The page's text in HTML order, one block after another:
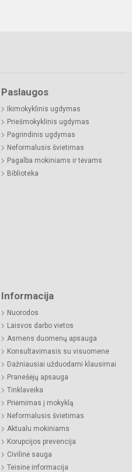
Paslaugos
Ikimokyklinis ugdymas
Priešmokyklinis ugdymas
Pagrindinis ugdymas
Neformalusis švietimas
Pagalba mokiniams ir tėvams
Biblioteka
Informacija
Nuorodos
Laisvos darbo vietos
Asmens duomenų apsauga
Konsultavimasis su visuomene
Dažniausiai užduodami klausimai
Pranešėjų apsauga
Tinklaveika
Priėmimas į mokyklą
Neformalusis švietimas
Aktualu mokiniams
Korupcijos prevencija
Civilinė sauga
Teisinė informacija